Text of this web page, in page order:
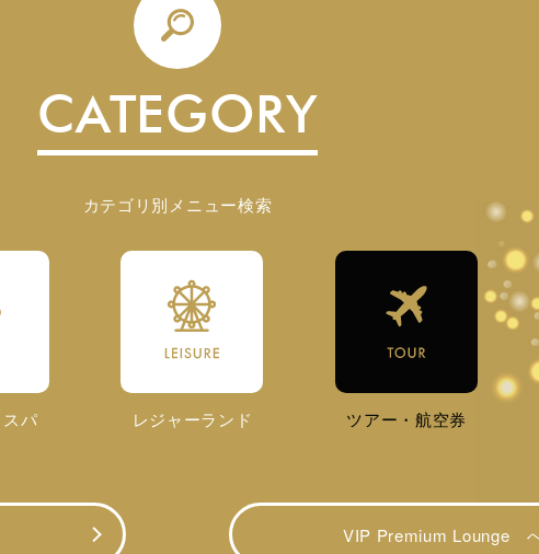
CATEGORY
カテゴリ別メニュー検索
パ レジャーランド ツアー・航空券
VIP Premium Lounge